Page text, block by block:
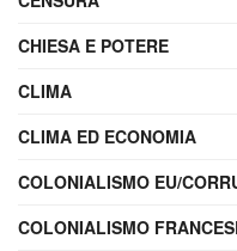
CHIESA E POTERE
CLIMA
CLIMA ED ECONOMIA
COLONIALISMO EU/
COLONIALISMO